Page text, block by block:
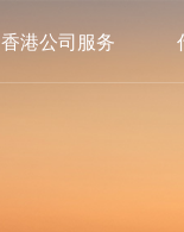
香港公司服务